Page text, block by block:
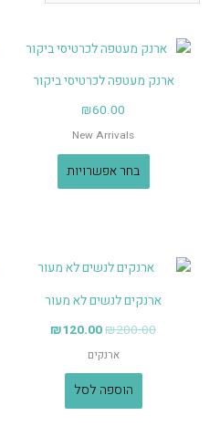
ארנק מעטפה לכרטיסי ביקור
₪60.00
New Arrivals
בחר אפשרויות
ארנקים לנשים לא מעור
₪200.00
₪120.00
ארנקים
הוספה לסל